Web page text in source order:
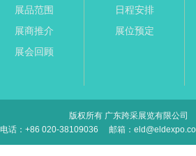
展品范围
展商推介
展会回顾
日程安排
展位预定
版权所有 广东跨采展览有限公司
电话：+86 020-38109036
邮箱：